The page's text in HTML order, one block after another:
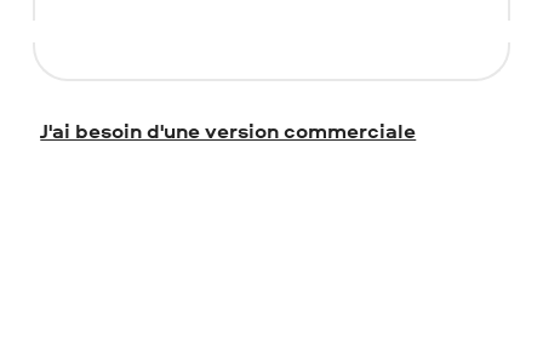
J'ai besoin d'une version commerciale